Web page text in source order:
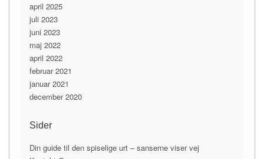
april 2025
juli 2023
juni 2023
maj 2022
april 2022
februar 2021
januar 2021
december 2020
Sider
Din guide til den spiselige urt – sanserne viser vej